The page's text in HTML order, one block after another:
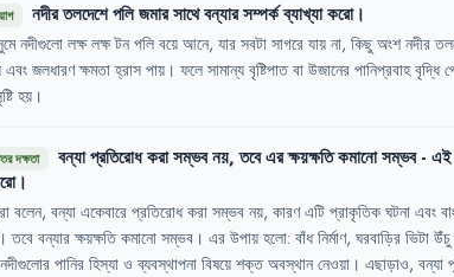
নদীরতলদেশেপলিজমারসাথেবন্যারসম্পর্কব্যাখ্যাকরো।
নদীগুলো লক্ষ লক্ষ টন পলি বয়ে আনে, যার সবটা সাগরে যায় না, কিছু অংশ নদীর
এবং জলধারণ ক্ষমতা হ্রাস পায় । ফলে সামান্য বৃষ্টিপাত বা উজানের পানিপ্রবাহ বৃদ্ধি
হয় ।
দক্ষতা বন্যাপ্রতিরোধকরাসম্ভবনয়, তবেএরক্ষয়ক্ষতিকমানোসম্ভব - এই
।
বলেন, বন্যা একেবারে প্রতিরোধ করা সম্ভব নয়, কারণ এটি প্রাকৃতিক ঘটনা এবং
তবে বন্যার ক্ষয়ক্ষতি কমানো সম্ভব । এর উপায় হলো: বাঁধ নির্মাণ, ঘরবাড়ির ভিটা উঁচু
নদীগুলোর পানির হিস্যা ও ব্যবস্থাপনা বিষয়ে শক্ত অবস্থান নেওয়া । এছাড়াও, বন্যা